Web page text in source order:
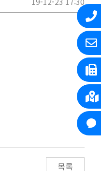
목록